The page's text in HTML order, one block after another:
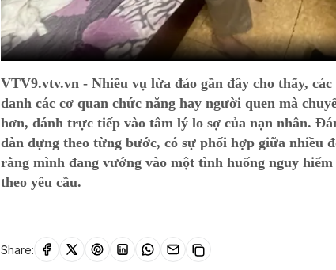
VTV9.vtv.vn - Nhiều vụ lừa đảo gần đây cho thấy,
danh các cơ quan chức năng hay người quen mà
hơn, đánh trực tiếp vào tâm lý lo sợ của nạn nhân.
dàn dựng theo từng bước, có sự phối hợp giữa nhiều
rằng mình đang vướng vào một tình huống nguy
theo yêu cầu.
Share: